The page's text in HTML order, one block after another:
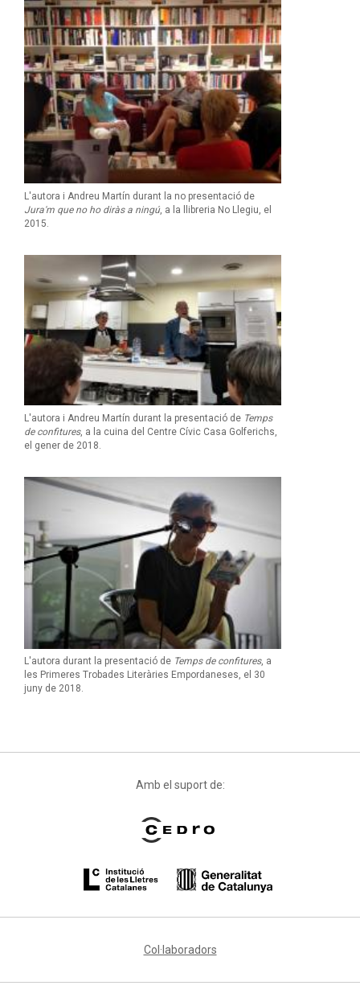
L'autora i Andreu Martín durant la no presentació de
Jura'm que no ho diràs a ningú, a la llibreria No Llegiu, el
2015.
L'autora i Andreu Martín durant la presentació de Temps
de confitures, a la cuina del Centre Cívic Casa Golferichs,
el gener de 2018.
L'autora durant la presentació de Temps de confitures, a
les Primeres Trobades Literàries Empordaneses, el 30
juny de 2018.
Amb el suport de:
Col·laboradors